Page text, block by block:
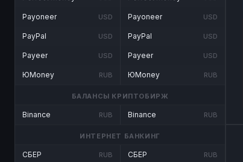
Payoneer USD
PayPal USD
Payeer USD
ЮMoney RUB
Payoneer USD
PayPal USD
Payeer USD
ЮMoney RUB
БАЛАНСЫ КРИПТОБИРЖ
Binance RUB Binance RUB
ИНТЕРНЕТ БАНКИНГ
СБЕР RUB СБЕР RUB